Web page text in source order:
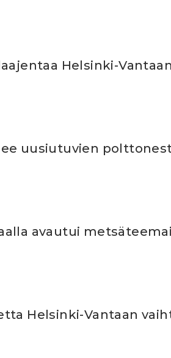
Helsinki-
uusiutuvien
avautui
Helsinki-Vantaan